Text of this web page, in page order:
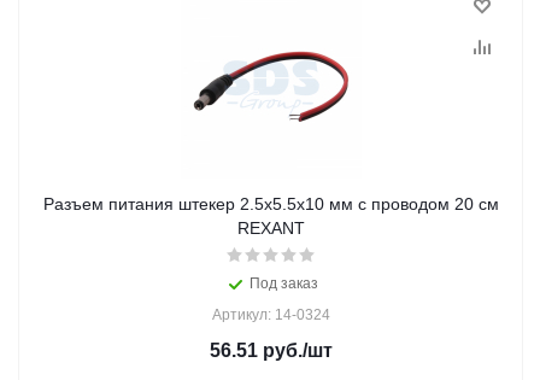
Разъем питания штекер 2.5х5.5x10 мм с проводом 20 см
REXANT
Под заказ
Артикул: 14-0324
56.51 руб./шт